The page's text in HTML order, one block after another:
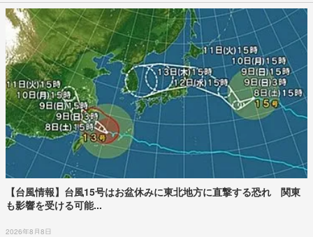
【台風情報】台風15号はお盆休みに東北地方に直撃する恐れ 関東
も影響を受ける可能...
2026年8月8日